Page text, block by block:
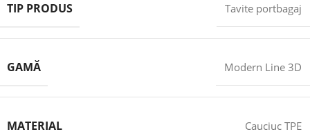
TIP PRODUS Tavite portbagaj
GAMĂ Modern Line 3D
MATERIAL Cauciuc TPE